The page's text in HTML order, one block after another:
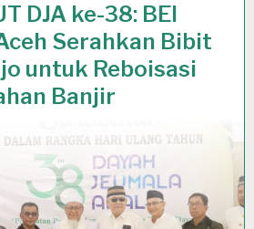
DJA ke-38: BEI
Serahkan Bibit
untuk Reboisasi
Banjir